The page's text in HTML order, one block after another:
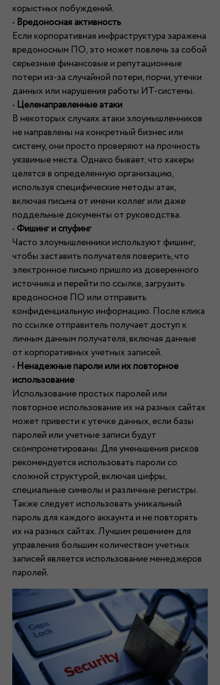
корыстных побуждений.
• Вредоносная активность
Если корпоративная инфраструктура заражена
вредоносным ПО, это может повлечь за собой
серьезные финансовые и репутационные
потери из-за случайной потери, порчи, утечки
данных или нарушения работы ИТ-системы.
• Целенаправленные атаки
В некоторых случаях атаки злоумышленников
не направлены на конкретный бизнес или
систему, они просто проверяют на прочность
уязвимые места. Однако бывает, что хакеры
целятся в определенную организацию,
используя специфические методы атак,
включая письма от имени коллег или даже
поддельные документы от руководства.
• Фишинг и спуфинг
Часто злоумышленники используют фишинг,
чтобы заставить получателя поверить, что
электронное письмо пришло из доверенного
источника и перейти по ссылке, загрузить
вредоносное ПО или отправить
конфиденциальную информацию. После клика
по ссылке отправитель получает доступ к
личным данным получателя, включая данные
от корпоративных учетных записей.
• Ненадежные пароли или их повторное
использование
Использование простых паролей или
повторное использование их на разных сайтах
может привести к утечке данных, если базы
паролей или учетные записи будут
скомпрометированы. Для уменьшения рисков
рекомендуется использовать пароли со
сложной структурой, включая цифры,
специальные символы и различные регистры.
Также следует использовать уникальный
пароль для каждого аккаунта и не повторять
их на разных сайтах. Лучшим решением для
управления большим количеством учетных
записей является использование менеджеров
паролей.